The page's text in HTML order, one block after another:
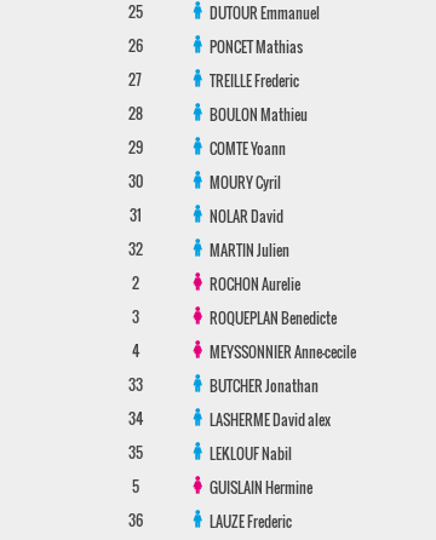
25
DUTOUREmmanuel
26
PONCETMathias
27
TREILLEFrederic
28
BOULONMathieu
29
COMTEYoann
30
MOURYCyril
31
NOLARDavid
32
MARTINJulien
2
ROCHONAurelie
3
ROQUEPLANBenedicte
4
MEYSSONNIERAnne-cecile
33
BUTCHERJonathan
34
LASHERMEDavid alex
35
LEKLOUFNabil
5
GUISLAINHermine
36
LAUZEFrederic